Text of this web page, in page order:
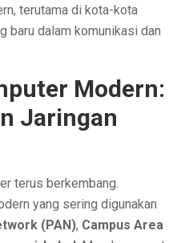
terutama di kota-kota
baru dalam komunikasi dan
Modern:
Jaringan
terus berkembang.
yang sering digunakan
(PAN), Campus Area